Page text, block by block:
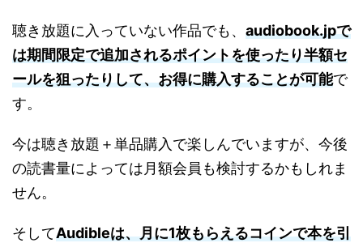
聴き放題に入っていない作品でも、 audiobook.jpで
は期間限定で追加されるポイントを使ったり半額セ
ールを狙ったりして、お得に購入することが可能で
す。
今は聴き放題＋単品購入で楽しんでいますが、今後
の読書量によっては月額会員も検討するかもしれま
せん。
そしてAudibleは、月に1枚もらえるコインで本を引